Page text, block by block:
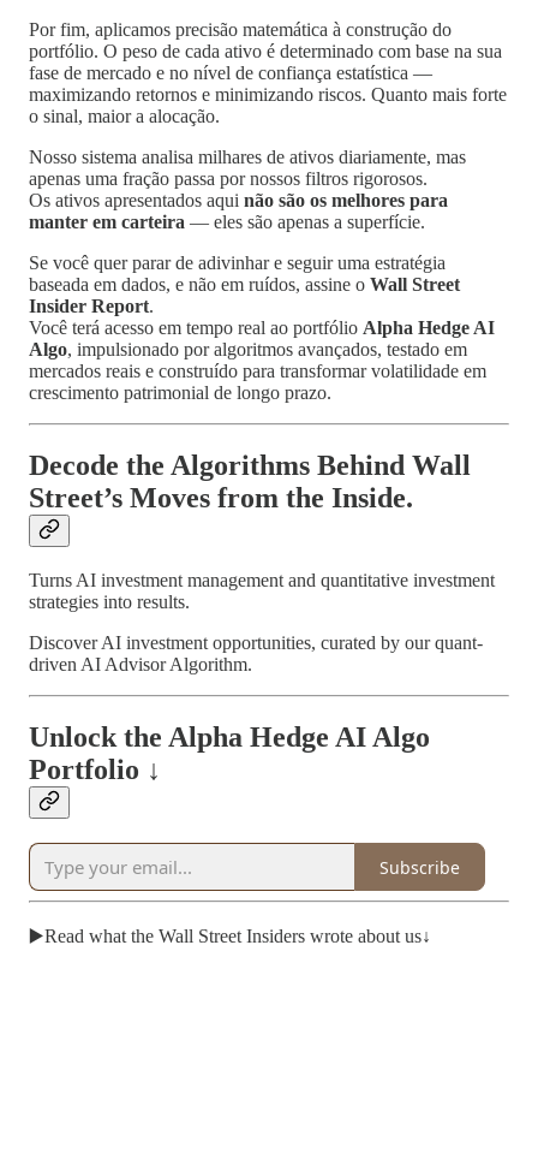
Por fim, aplicamos precisão matemática à construção do
portfólio. O peso de cada ativo é determinado com base na sua
fase de mercado e no nível de confiança estatística —
maximizando retornos e minimizando riscos. Quanto mais forte
o sinal, maior a alocação.
Nosso sistema analisa milhares de ativos diariamente, mas
apenas uma fração passa por nossos filtros rigorosos.
Os ativos apresentados aqui não são os melhores para
manter em carteira — eles são apenas a superfície.
Se você quer parar de adivinhar e seguir uma estratégia
baseada em dados, e não em ruídos, assine o Wall Street
Insider Report.
Você terá acesso em tempo real ao portfólio Alpha Hedge AI
Algo, impulsionado por algoritmos avançados, testado em
mercados reais e construído para transformar volatilidade em
crescimento patrimonial de longo prazo.
Decode the Algorithms Behind Wall
Street’s Moves from the Inside.
Turns AI investment management and quantitative investment
strategies into results.
Discover AI investment opportunities, curated by our quant-
driven AI Advisor Algorithm.
Unlock the Alpha Hedge AI Algo
Portfolio ↓
Subscribe
▶️Read what the Wall Street Insiders wrote about us↓